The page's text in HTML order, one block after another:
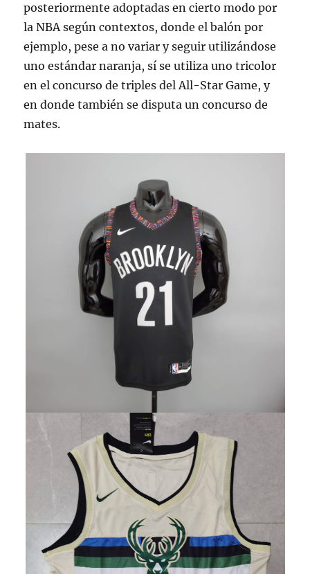
posteriormente adoptadas en cierto modo por
la NBA según contextos, donde el balón por
ejemplo, pese a no variar y seguir utilizándose
uno estándar naranja, sí se utiliza uno tricolor
en el concurso de triples del All-Star Game, y
en donde también se disputa un concurso de
mates.